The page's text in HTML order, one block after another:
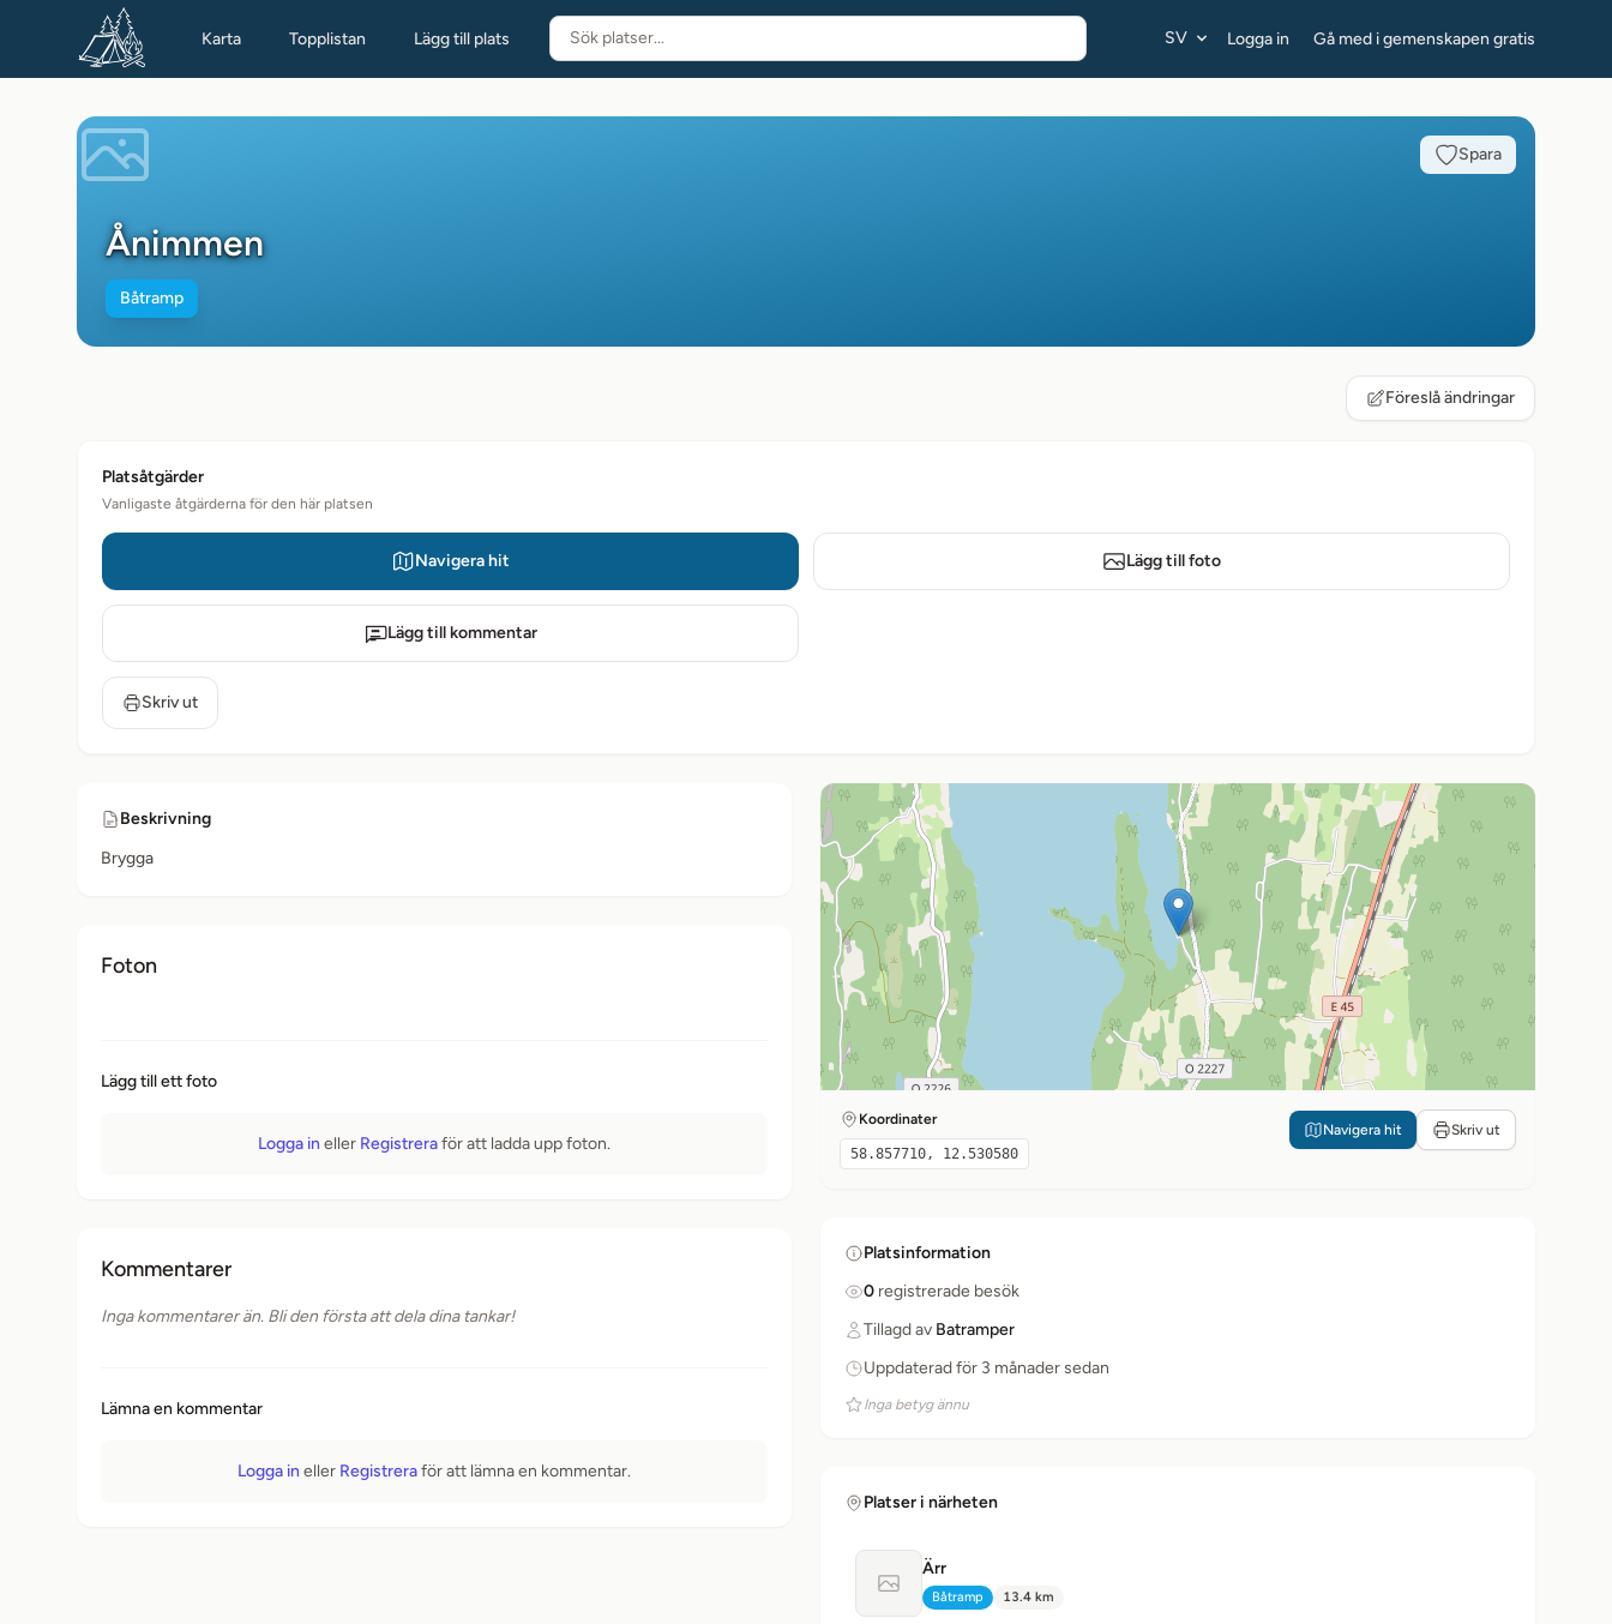
Karta Topplistan Lägg till plats SV Logga in Gå med i gemenskapen gratis
Spara
Ånimmen
Båtramp
Föreslå ändringar
Platsåtgärder
Vanligaste åtgärderna för den här platsen
Navigera hit Lägg till foto
Lägg till kommentar
Skriv ut
Beskrivning
Brygga
Foton
Lägg till ett foto
Logga in eller Registreraför att ladda upp foton.
Kommentarer
Inga kommentarer än. Bli den första att dela dina tankar!
Lämna en kommentar
Logga in eller Registreraför att lämna en kommentar.
Koordinater
58.857710, 12.530580
Navigera hit Skriv ut
Platsinformation
0 registrerade besök
Tillagd av Batramper
Uppdaterad för 3 månader sedan
Inga betyg ännu
Platser i närheten
Ingen bild tillgänglig
Ärr
Typ:
Båtramp Avstånd:
13.4 km